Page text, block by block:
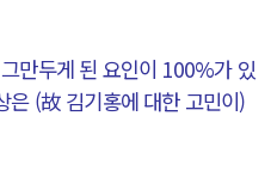
만두게 된 요인이 100%가 있
은 (故 김기홍에 대한 고민이)